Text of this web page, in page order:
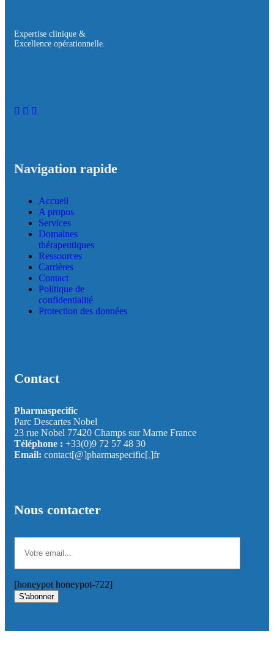
Expertise clinique &
Excellence opérationnelle.
Navigation rapide
Accueil
A propos
Services
Domaines
thérapeutiques
Ressources
Carrières
Contact
Politique de
confidentialité
Protection des données
Contact
Pharmaspecific
Parc Descartes Nobel
23 rue Nobel 77420 Champs sur Marne France
Téléphone : +33(0)9 72 57 48 30
Email: contact[@]pharmaspecific[.]fr
Nous contacter
[honeypot honeypot-722]
S'abonner